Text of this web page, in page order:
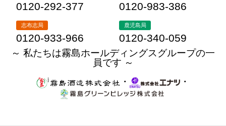
0120-292-377 0120-983-386
志布志局
0120-933-966
鹿児島局
0120-340-059
～ 私たちは霧島ホールディングスグループの一
員です ～
・
・